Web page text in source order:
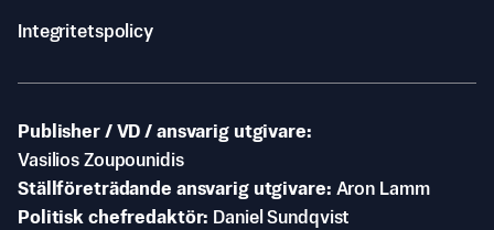
Integritetspolicy
Publisher / VD / ansvarig utgivare
Vasilios Zoupounidis
Ställföreträdande ansvarig utgivare Aron Lamm
Politisk chefredaktör
Daniel Sundqvist